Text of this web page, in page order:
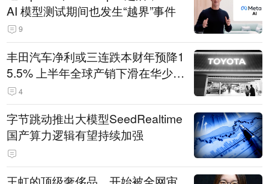
AI 模型测试期间也发生“越界”事件
9
丰田汽车净利或三连跌本财年预降1
5.5% 上半年全球产销下滑在华少卖
14.3万辆
4
字节跳动推出大模型SeedRealtime
国产算力逻辑有望持续加强